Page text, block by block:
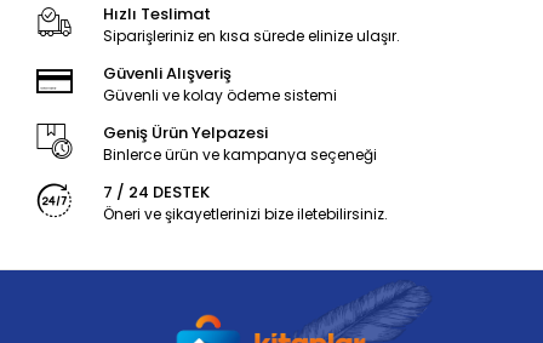
Hızlı Teslimat
Siparişleriniz en kısa sürede elinize ulaşır.
Güvenli Alışveriş
Güvenli ve kolay ödeme sistemi
Geniş Ürün Yelpazesi
Binlerce ürün ve kampanya seçeneği
7 / 24 DESTEK
Öneri ve şikayetlerinizi bize iletebilirsiniz.